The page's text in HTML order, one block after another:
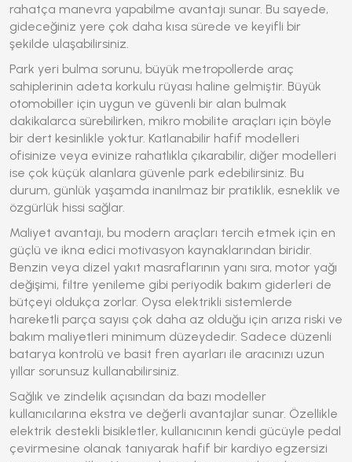
rahatça manevra yapabilme avantajı sunar. Bu sayede,
gideceğiniz yere çok daha kısa sürede ve keyifli bir
şekilde ulaşabilirsiniz.
Park yeri bulma sorunu, büyük metropollerde araç
sahiplerinin adeta korkulu rüyası haline gelmiştir. Büyük
otomobiller için uygun ve güvenli bir alan bulmak
dakikalarca sürebilirken, mikro mobilite araçları için böyle
bir dert kesinlikle yoktur. Katlanabilir hafif modelleri
ofisinize veya evinize rahatlıkla çıkarabilir, diğer modelleri
ise çok küçük alanlara güvenle park edebilirsiniz. Bu
durum, günlük yaşamda inanılmaz bir pratiklik, esneklik ve
özgürlük hissi sağlar.
Maliyet avantajı, bu modern araçları tercih etmek için en
güçlü ve ikna edici motivasyon kaynaklarından biridir.
Benzin veya dizel yakıt masraflarının yanı sıra, motor yağı
değişimi, filtre yenileme gibi periyodik bakım giderleri de
bütçeyi oldukça zorlar. Oysa elektrikli sistemlerde
hareketli parça sayısı çok daha az olduğu için arıza riski ve
bakım maliyetleri minimum düzeydedir. Sadece düzenli
batarya kontrolü ve basit fren ayarları ile aracınızı uzun
yıllar sorunsuz kullanabilirsiniz.
Sağlık ve zindelik açısından da bazı modeller
kullanıcılarına ekstra ve değerli avantajlar sunar. Özellikle
elektrik destekli bisikletler, kullanıcının kendi gücüyle pedal
çevirmesine olanak tanıyarak hafif bir kardiyo egzersizi